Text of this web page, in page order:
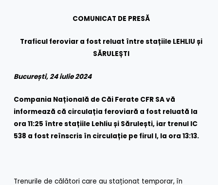
COMUNICAT DE PRESĂ
Traficul feroviar a fost reluat între stațiile LEHLIU și
SĂRULEȘTI
București, 24 iulie 2024
Compania Națională de Căi Ferate CFR SA vă
informează că circulația feroviară a fost reluată la
ora 11:25 între stațiile Lehliu și Sărulești, iar trenul IC
538 a fost reînscris în circulație pe firul I, la ora 13:13.
Trenurile de călători care au staționat temporar, în